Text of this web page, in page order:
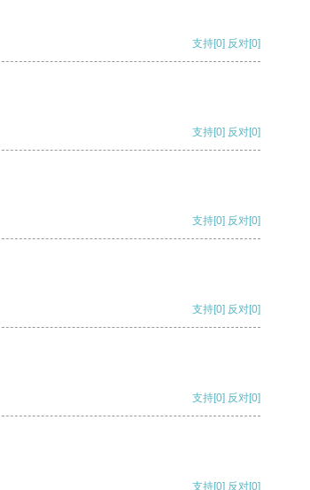
支持[0] 反对[0]
支持[0] 反对[0]
支持[0] 反对[0]
支持[0] 反对[0]
支持[0] 反对[0]
支持[0] 反对[0]